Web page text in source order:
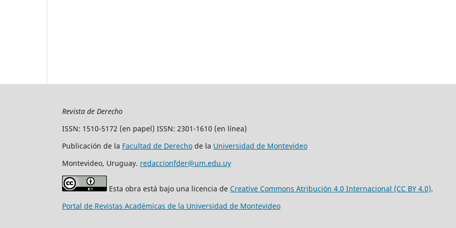
Revista de Derecho
ISSN: 1510-5172 (en papel) ISSN: 2301-1610 (en línea)
Publicación de la Facultad de Derecho de la Universidad de Montevideo
Montevideo, Uruguay. redaccionfder@um.edu.uy
Esta obra está bajo una licencia de Creative Commons Atribución 4.0 Internacional (CC BY 4.0).
Portal de Revistas Académicas de la Universidad de Montevideo